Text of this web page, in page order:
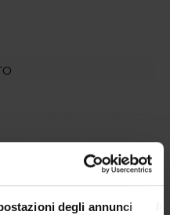
degli annunci
di Laboratorio